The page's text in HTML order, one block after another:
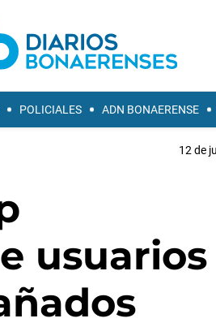
POLICIALES ADN BONAERENSE
12 de
usuarios